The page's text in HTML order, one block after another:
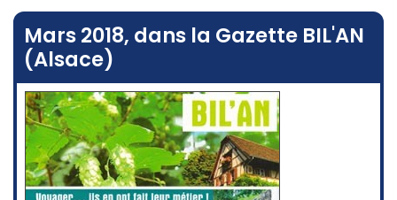
Mars 2018, dans la Gazette BIL'AN
(Alsace)